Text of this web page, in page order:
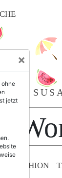
& FASHION
×
ohne
jetzt